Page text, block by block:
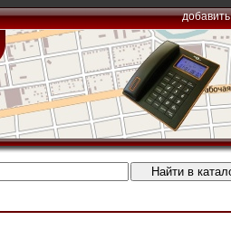
добавить